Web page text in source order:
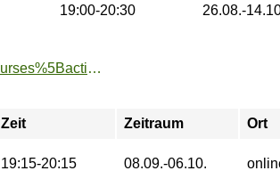
19:00-20:30 26.08.-
https://www.tu-sport.de/sportprogramm/kurse/?tx_dwzeh_courses%5Baction%5D=show&tx_dwzeh_courses%5BsportsDescription%5D=1308&cHash=28245aa14f4d53e69ae1b44a4d6b4b52
Zeit Zeitraum Ort
19:15-20:15 08.09.-06.10.